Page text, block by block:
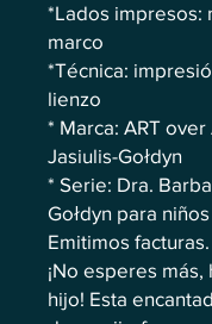
*Lados impresos:
marco
*Técnica:
lienzo
* Marca: ART over
Jasiulis-Gołdyn
* Serie: Dra.
Gołdyn para niños
Emitimos facturas.
¡No esperes más,
hijo! Esta